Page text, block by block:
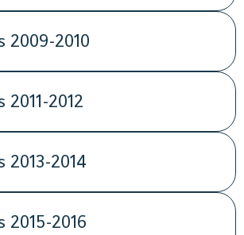
2009-2010
2012
2013-2014
2015-2016